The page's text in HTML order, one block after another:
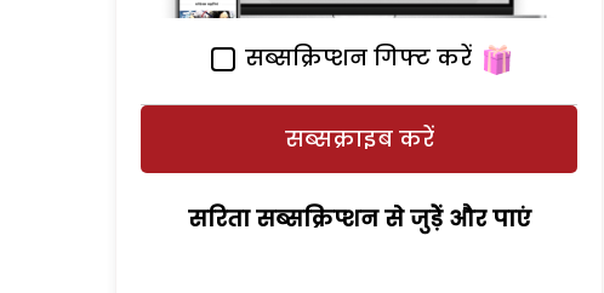
सब्सक्रिप्शन गिफ्ट करें
सब्सक्राइब करें
सरिता सब्सक्रिप्शन से जुड़ेें और पाएं